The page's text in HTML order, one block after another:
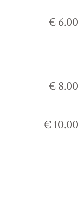
€ 6.00
€ 8.00
€ 10.00